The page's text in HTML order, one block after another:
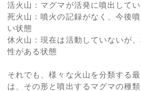
活火山：マグマが活発に噴出して
死火山：噴火の記録がなく、今後
い状態
休火山：現在は活動していないが
性がある状態
それでも、様々な火山を分類する
は、その形と噴出するマグマの種類